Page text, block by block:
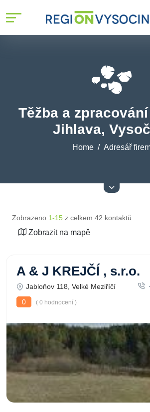
Těžba a
Jihlava,
Home Adresář
Zobrazeno 1-15 z celkem 42 kontaktů
Zobrazit na mapě
A & J KREJČÍ , s.r.o.
Jabloňov 118, Velké Meziříčí
0
( 0 hodnocení )